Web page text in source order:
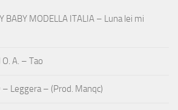
BABY MODELLA ITALIA – Luna lei mi
A. – Tao
– Leggera – (Prod. Manqc)